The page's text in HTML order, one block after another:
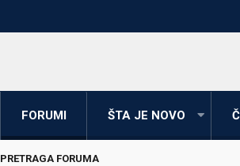
FORUMI ŠTA JE NOVO
PRETRAGA FORUMA